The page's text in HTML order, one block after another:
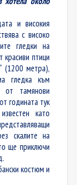
и високия
с високо
гледки на
красиви птици
(1200 метра),
гледка към
от тамянови
годината тук
като
скалите на
ще приключи
костюм и